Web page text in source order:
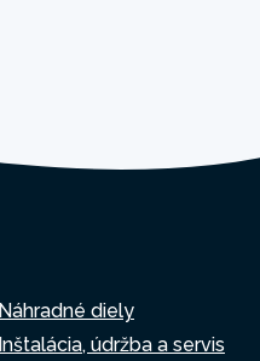
Náhradné diely
Inštalácia, údržba a servis